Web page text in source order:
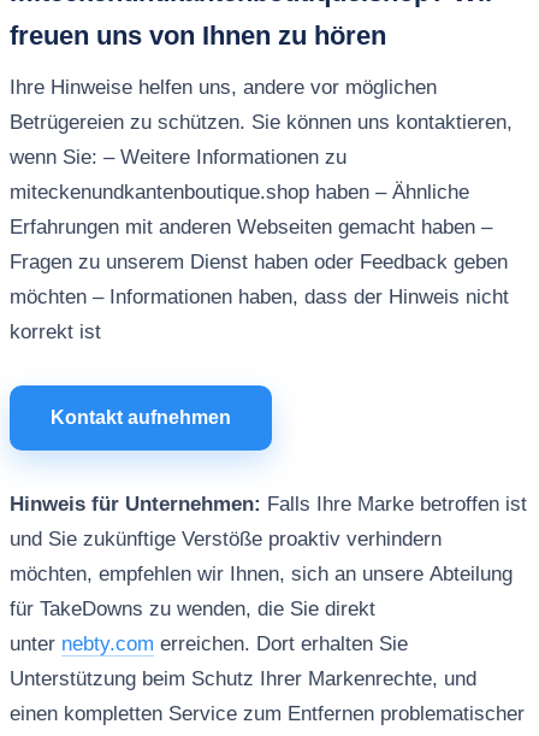
freuen uns von Ihnen zu hören
Ihre Hinweise helfen uns, andere vor möglichen
Betrügereien zu schützen. Sie können uns kontaktieren,
wenn Sie: – Weitere Informationen zu
miteckenundkantenboutique.shop haben – Ähnliche
Erfahrungen mit anderen Webseiten gemacht haben –
Fragen zu unserem Dienst haben oder Feedback geben
möchten – Informationen haben, dass der Hinweis nicht
korrekt ist
Kontakt aufnehmen
Hinweis für Unternehmen: Falls Ihre Marke betroffen ist
und Sie zukünftige Verstöße proaktiv verhindern
möchten, empfehlen wir Ihnen, sich an unsere Abteilung
für TakeDowns zu wenden, die Sie direkt
unter nebty.com erreichen. Dort erhalten Sie
Unterstützung beim Schutz Ihrer Markenrechte, und
einen kompletten Service zum Entfernen problematischer